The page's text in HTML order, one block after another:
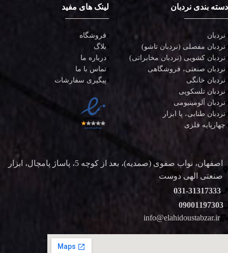
دسته بندی نردبان
نردبان
نردبان مفصلی (نردبان تاشو)
نردبان کشویی (نردبان مخابراتی)
نردبان صنعتی، فروشگاهی
نردبان خانگی
نردبان تلسکوپی
نردبان آلومینیومی
نردبان طنابی، پا ابزار
چهارپایه فلزی
لینک های مفید
فروشگاه
بلاگ
درباره ما
تماس با ما
پیگیری سفارشات
اصفهان، نواب صفوی (صمدیه)، بعد از کوچه 5، پاساژ پامچال، ابزار
صنعتی الهی دوست
031-31317333
09001197303
info@elahidoustabzar.ir